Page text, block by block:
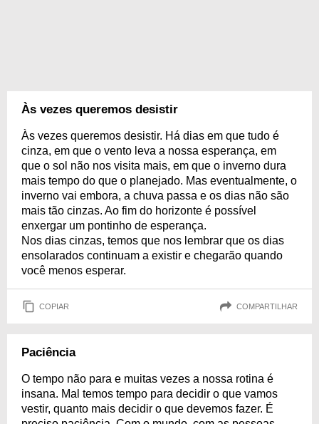
Às vezes queremos desistir
Às vezes queremos desistir. Há dias em que tudo é
cinza, em que o vento leva a nossa esperança, em
que o sol não nos visita mais, em que o inverno dura
mais tempo do que o planejado. Mas eventualmente, o
inverno vai embora, a chuva passa e os dias não são
mais tão cinzas. Ao fim do horizonte é possível
enxergar um pontinho de esperança.
Nos dias cinzas, temos que nos lembrar que os dias
ensolarados continuam a existir e chegarão quando
você menos esperar.
COPIAR COMPARTILHAR
Paciência
O tempo não para e muitas vezes a nossa rotina é
insana. Mal temos tempo para decidir o que vamos
vestir, quanto mais decidir o que devemos fazer. É